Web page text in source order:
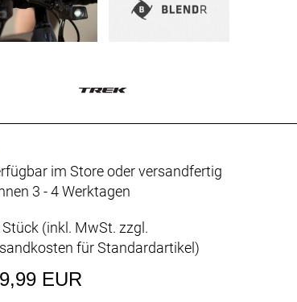
im Store oder versandfertig
3 - 4 Werktagen
Stück (inkl. MwSt. zzgl.
für Standardartikel)
EUR